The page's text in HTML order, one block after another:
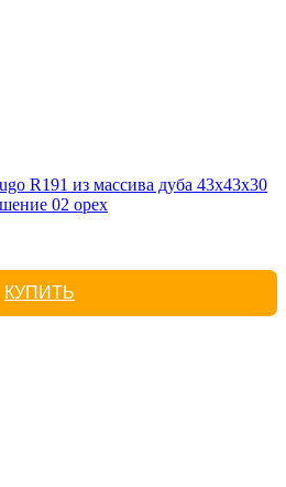
R191 из массива дуба 43х43х30
02 орех
КУПИТЬ